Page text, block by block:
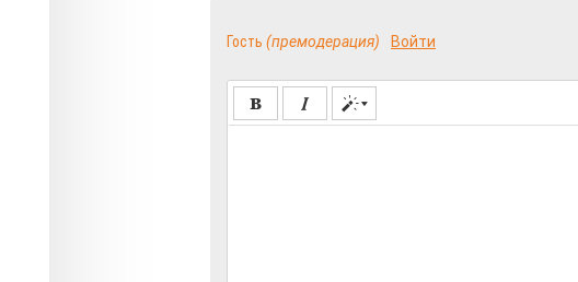
Гость (премодерация) Войти